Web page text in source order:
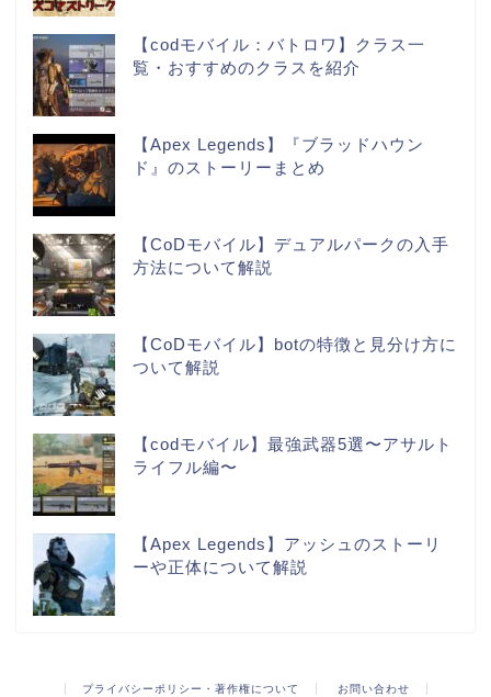
【codモバイル：バトロワ】クラス一
覧・おすすめのクラスを紹介
【Apex Legends】『ブラッドハウン
ド』のストーリーまとめ
【CoDモバイル】デュアルパークの入手
方法について解説
【CoDモバイル】botの特徴と見分け方に
ついて解説
【codモバイル】最強武器5選〜アサルト
ライフル編〜
【Apex Legends】アッシュのストーリ
ーや正体について解説
プライバシーポリシー・著作権について お問い合わせ